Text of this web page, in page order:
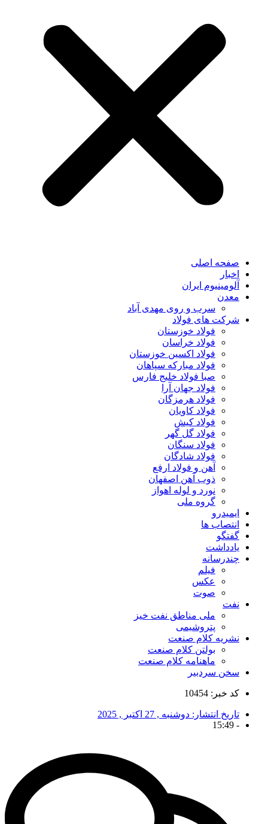
صفحه اصلی
اخبار
آلومینیوم ایران
معدن
سرب و روی مهدی آباد
شرکت های فولاد
فولاد خوزستان
فولاد خراسان
فولاد اکسین خوزستان
فولاد مبارکه سپاهان
صبا فولاد خلیج فارس
فولاد جهان آرا
فولاد هرمزگان
فولاد کاویان
فولاد کیش
فولاد گل گهر
فولاد سنگان
فولاد شادگان
آهن و فولاد ارفع
ذوب آهن اصفهان
نورد و لوله اهواز
گروه ملی
ایمیدرو
انتصاب ها
گفتگو
یادداشت
چندرسانه
فیلم
عکس
صوت
نفت
ملی مناطق نفت خیز
پتروشیمی
نشریه کلام صنعت
بولتن کلام صنعت
ماهنامه کلام صنعت
سخن سردبیر
کد خبر: 10454
تاریخ انتشار: دوشنبه , 27 اکتبر , 2025
-
15:49